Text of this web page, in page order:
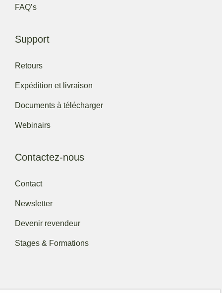
FAQ’s
Support
Retours
Expédition et livraison
Documents à télécharger
Webinairs
Contactez-nous
Contact
Newsletter
Devenir revendeur
Stages & Formations